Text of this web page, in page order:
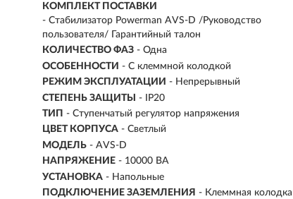
КОМПЛЕКТ ПОСТАВКИ
- Стабилизатор Powerman AVS-D /Руководство
пользователя/ Гарантийный талон
КОЛИЧЕСТВО ФАЗ - Одна
ОСОБЕННОСТИ - С клеммной колодкой
РЕЖИМ ЭКСПЛУАТАЦИИ - Непрерывный
СТЕПЕНЬ ЗАЩИТЫ
- IP20
ТИП - Ступенчатый регулятор напряжения
ЦВЕТ КОРПУСА - Светлый
МОДЕЛЬ - AVS-D
НАПРЯЖЕНИЕ - 10000 ВА
УСТАНОВКА - Напольные
ПОДКЛЮЧЕНИЕ ЗАЗЕМЛЕНИЯ - Клеммная колодка